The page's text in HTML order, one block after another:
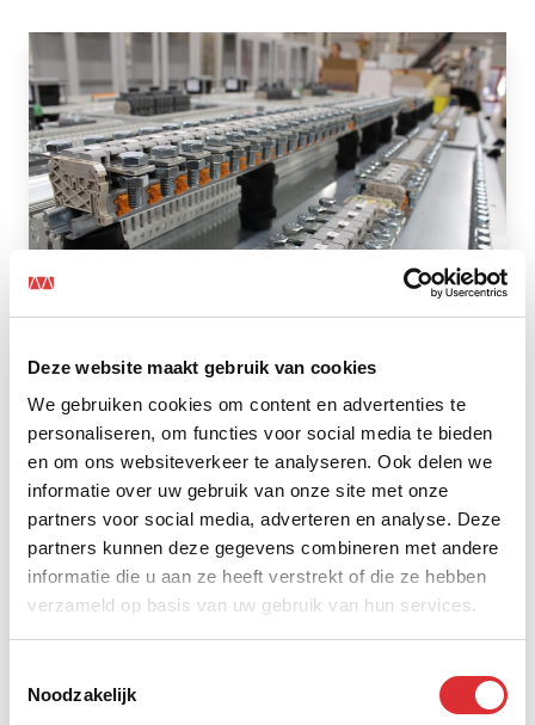
Deze website maakt gebruik van cookies
We gebruiken cookies om content en advertenties te
personaliseren, om functies voor social media te bieden
en om ons websiteverkeer te analyseren. Ook delen we
informatie over uw gebruik van onze site met onze
partners voor social media, adverteren en analyse. Deze
partners kunnen deze gegevens combineren met andere
informatie die u aan ze heeft verstrekt of die ze hebben
verzameld op basis van uw gebruik van hun services.
Noodzakelijk
TSS4U Eindhoven
Lees het hele artikel